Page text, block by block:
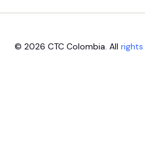
© 2026 CTC Colombia. All rights